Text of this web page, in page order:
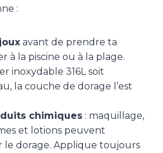
:
avant de prendre ta
à la piscine ou à la plage.
inoxydable 316L soit
la couche de dorage l’est
chimiques : maquillage,
et lotions peuvent
le dorage. Applique toujours